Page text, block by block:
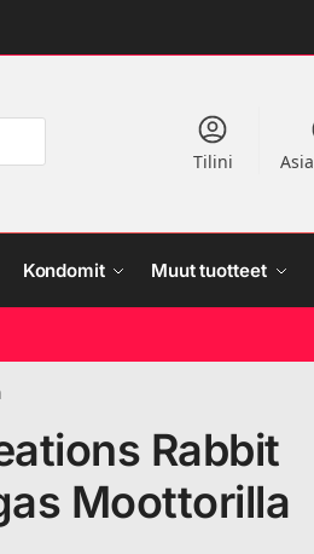
Tilini
Kondomit Muut tuotteet
Rabbit
Moottorilla